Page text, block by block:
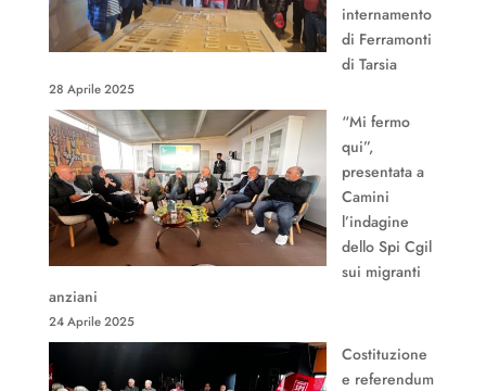
internamento
di Ferramonti
di Tarsia
28 Aprile 2025
“Mi fermo
qui”,
presentata a
Camini
l’indagine
dello Spi Cgil
sui migranti
anziani
24 Aprile 2025
Costituzione
e referendum